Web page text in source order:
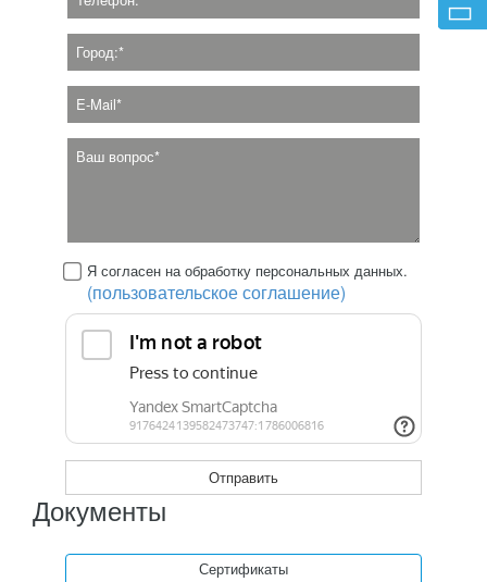
Я согласен на обработку персональных данных.
(пользовательское соглашение)
Документы
Сертификаты